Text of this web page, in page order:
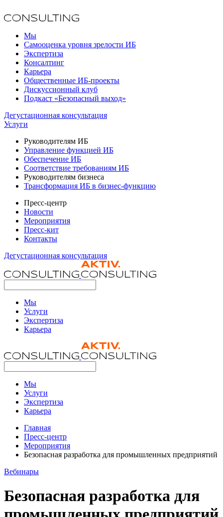
Мы
Самооценка уровня зрелости ИБ
Экспертиза
Консалтинг
Карьера
Общественные ИБ-проекты
Дискуссионный клуб
Подкаст «Безопасный выход»
Дегустационная консультация
Услуги
Руководителям ИБ
Управление функцией ИБ
Обеспечение ИБ
Соответствие требованиям ИБ
Руководителям бизнеса
Трансформация ИБ в бизнес-функцию
Пресс-центр
Новости
Мероприятия
Пресс-кит
Контакты
Дегустационная консультация
Мы
Услуги
Экспертиза
Карьера
Мы
Услуги
Экспертиза
Карьера
Главная
Пресс-центр
Мероприятия
Безопасная разработка для промышленных предприятий
Вебинары
Безопасная разработка для